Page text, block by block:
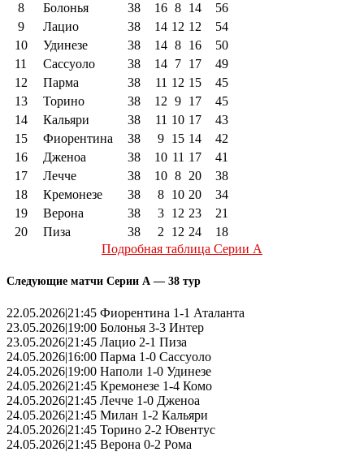
8
Болонья 38 16 8 14
56
9
Лацио 38 14 12 12
54
10
Удинезе 38 14 8 16
50
11
Сассуоло 38 14 7 17
49
12
Парма 38 11 12 15
45
13
Торино 38 12 9 17
45
14
Кальяри 38 11 10 17
43
15
Фиорентина 38 9 15 14
42
16
Дженоа 38 10 11 17
41
17
Лечче 38 10 8 20
38
18
Кремонезе 38 8 10 20
34
19
Верона 38 3 12 23
21
20
Пиза 38 2 12 24
18
Подробная таблица Серии А
Следующие матчи Серии А — 38 тур
22.05.2026|21:45 Фиорентина 1-1 Аталанта
23.05.2026|19:00 Болонья 3-3 Интер
23.05.2026|21:45 Лацио 2-1 Пиза
24.05.2026|16:00 Парма 1-0 Сассуоло
24.05.2026|19:00 Наполи 1-0 Удинезе
24.05.2026|21:45 Кремонезе 1-4 Комо
24.05.2026|21:45 Лечче 1-0 Дженоа
24.05.2026|21:45 Милан 1-2 Кальяри
24.05.2026|21:45 Торино 2-2 Ювентус
24.05.2026|21:45 Верона 0-2 Рома